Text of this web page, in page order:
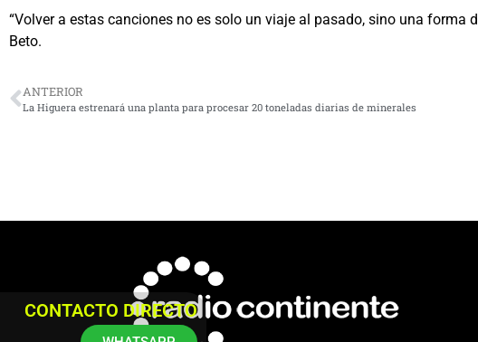
“Volver a estas canciones no es solo un viaje al pasado, sino una forma
Beto.
ANTERIOR
La Higuera estrenará una planta para procesar 20 toneladas diarias de minerales
CONTACTO DIRECTO